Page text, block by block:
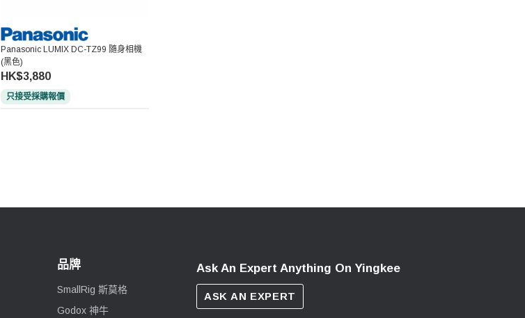
Panasonic LUMIX DC-TZ99 隨身相機
(黑色)
HK$3,880
只接受採購報價
品牌
SmallRig 斯莫格
Godox 神牛
Ask An Expert Anything On Yingkee
ASK AN EXPERT